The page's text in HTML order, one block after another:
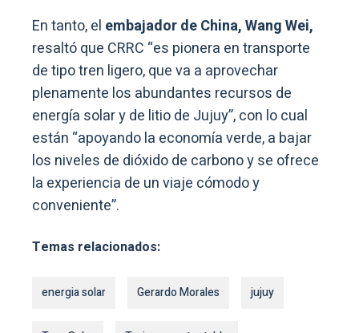
En tanto, el embajador de China, Wang Wei,
resaltó que CRRC “es pionera en transporte
de tipo tren ligero, que va a aprovechar
plenamente los abundantes recursos de
energía solar y de litio de Jujuy”, con lo cual
están “apoyando la economía verde, a bajar
los niveles de dióxido de carbono y se ofrece
la experiencia de un viaje cómodo y
conveniente”.
Temas relacionados:
energia solar Gerardo Morales jujuy